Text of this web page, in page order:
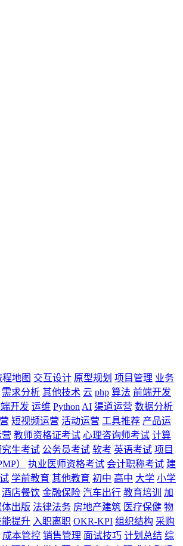
地图 交互设计 原型规划 项目管理 业务
需求分析 其他技术 云 php 算法 前端开发
开发 运维 Python AI 渠道运营 数据分析
短视频运营 活动运营 工具推荐 产品运
教师资格证考试 心理咨询师考试 计算
究生考试 公务员考试 软考 英语考试 项目
）
执业医师资格考试 会计职称考试 建
学前教育 其他教育 初中 高中 大学 小学
酒店餐饮 金融保险 汽车出行 教育培训
加
出版 法律法务 房地产建筑 医疗保健 物
能提升 入职离职 OKR-KPI 组织结构 采购
成本管控 销售管理 面试技巧 计划总结 综